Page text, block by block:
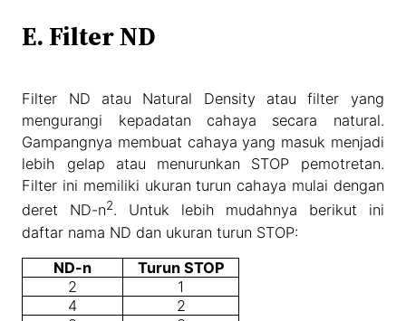
E. Filter ND
Filter ND atau Natural Density atau filter yang
mengurangi kepadatan cahaya secara natural.
Gampangnya membuat cahaya yang masuk menjadi
lebih gelap atau menurunkan STOP pemotretan.
Filter ini memiliki ukuran turun cahaya mulai dengan
deret ND-n2. Untuk lebih mudahnya berikut ini
daftar nama ND dan ukuran turun STOP:
ND-n
Turun STOP
2
1
4
2